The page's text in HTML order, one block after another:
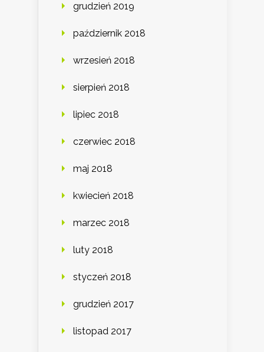
grudzień 2019
październik 2018
wrzesień 2018
sierpień 2018
lipiec 2018
czerwiec 2018
maj 2018
kwiecień 2018
marzec 2018
luty 2018
styczeń 2018
grudzień 2017
listopad 2017